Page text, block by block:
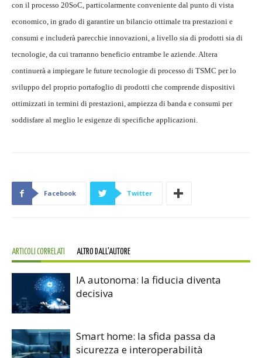
con il processo 20SoC, particolarmente conveniente dal punto di vista
economico, in grado di garantire un bilancio ottimale tra prestazioni e
consumi e includerà parecchie innovazioni, a livello sia di prodotti sia di
tecnologie, da cui trarranno beneficio entrambe le aziende. Altera
continuerà a impiegare le future tecnologie di processo di TSMC per lo
sviluppo del proprio portafoglio di prodotti che comprende dispositivi
ottimizzati in termini di prestazioni, ampiezza di banda e consumi per
soddisfare al meglio le esigenze di specifiche applicazioni.
Facebook Twitter
ARTICOLI CORRELATI ALTRO DALL'AUTORE
IA autonoma: la fiducia diventa
decisiva
Smart home: la sfida passa da
sicurezza e interoperabilità